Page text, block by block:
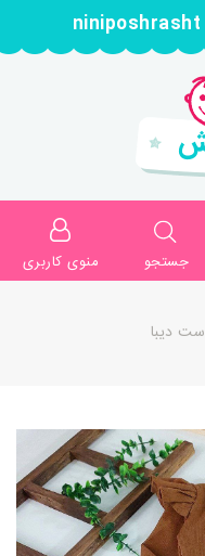
جستجو منوی کاربری
ست دیبا